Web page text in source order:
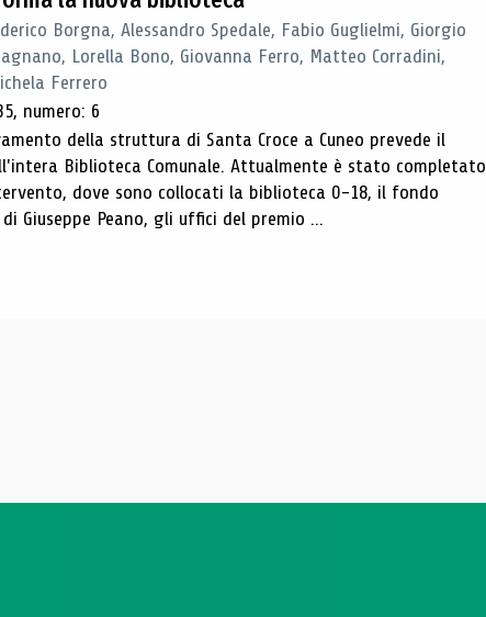
Borgna, Alessandro Spedale, Fabio Guglielmi, Giorgio
Lorella Bono, Giovanna Ferro, Matteo Corradini,
Ferrero
numero: 6
della struttura di Santa Croce a Cuneo prevede il
Biblioteca Comunale. Attualmente è stato completato
dove sono collocati la biblioteca 0-18, il fondo
Giuseppe Peano, gli uffici del premio ...